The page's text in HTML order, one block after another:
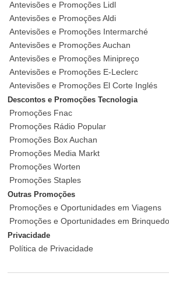
Antevisões e Promoções Lidl
Antevisões e Promoções Aldi
Antevisões e Promoções Intermarché
Antevisões e Promoções Auchan
Antevisões e Promoções Minipreço
Antevisões e Promoções E-Leclerc
Antevisões e Promoções El Corte Inglés
Descontos e Promoções Tecnologia
Promoções Fnac
Promoções Rádio Popular
Promoções Box Auchan
Promoções Media Markt
Promoções Worten
Promoções Staples
Outras Promoções
Promoções e Oportunidades em Viagens
Promoções e Oportunidades em
Privacidade
Política de Privacidade